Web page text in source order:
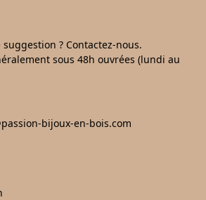
? Contactez-nous.
sous 48h ouvrées (lundi au
bijoux-en-bois.com